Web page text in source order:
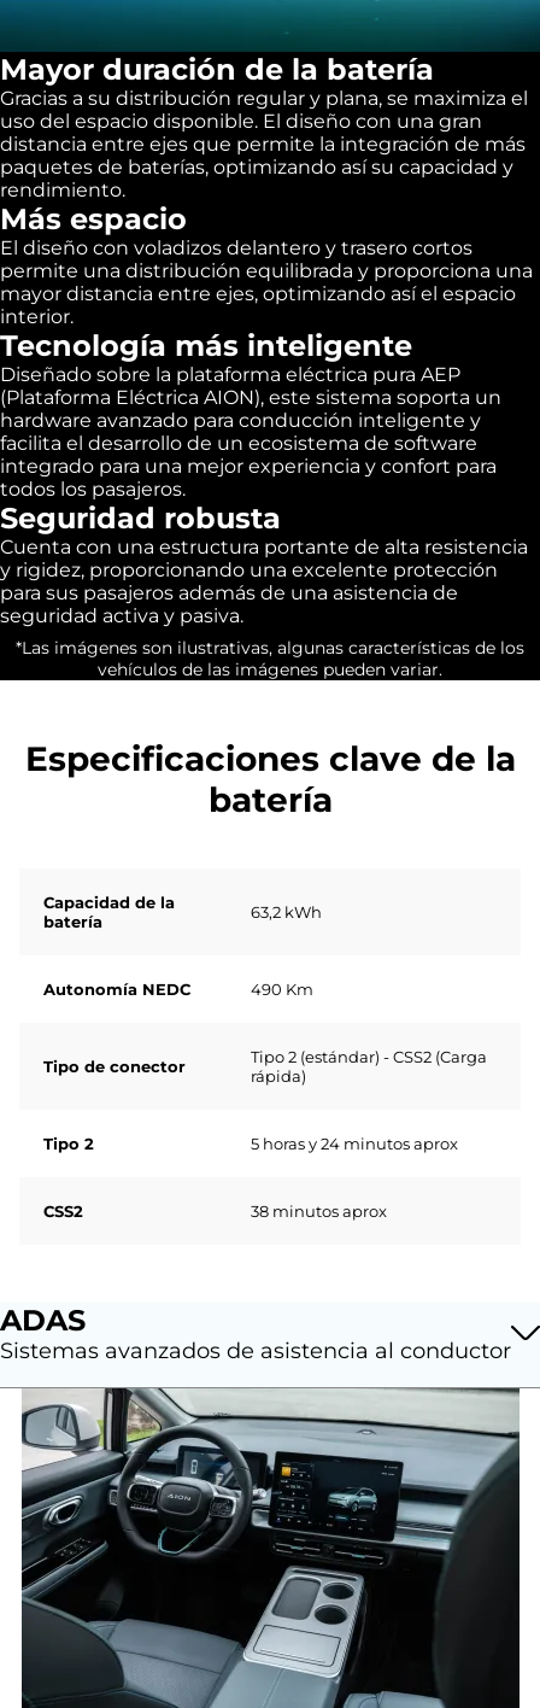
Mayor duración de la batería
Gracias a su distribución regular y plana, se maximiza el
uso del espacio disponible. El diseño con una gran
distancia entre ejes que permite la integración de más
paquetes de baterías, optimizando así su capacidad y
rendimiento.
Más espacio
El diseño con voladizos delantero y trasero cortos
permite una distribución equilibrada y proporciona una
mayor distancia entre ejes, optimizando así el espacio
interior.
Tecnología más inteligente
Diseñado sobre la plataforma eléctrica pura AEP
(Plataforma Eléctrica AION), este sistema soporta un
hardware avanzado para conducción inteligente y
facilita el desarrollo de un ecosistema de software
integrado para una mejor experiencia y confort para
todos los pasajeros.
Seguridad robusta
Cuenta con una estructura portante de alta resistencia
y rigidez, proporcionando una excelente protección
para sus pasajeros además de una asistencia de
seguridad activa y pasiva.
*Las imágenes son ilustrativas, algunas características de los
vehículos de las imágenes pueden variar.
Especificaciones clave de la
batería
Capacidad de la
batería
63,2 kWh
Autonomía NEDC 490 Km
Tipo de conector
Tipo 2 (estándar) - CSS2 (Carga
rápida)
Tipo 2 5 horas y 24 minutos aprox
CSS2 38 minutos aprox
ADAS
Sistemas avanzados de asistencia al conductor
Sistema de frenos antibloqueo
Programa electrónico de estabilidad
(ESP)
Distribución electrónica de la fuerza
de frenado(EBD)
Auto Hold con Control de retención
en pendiente(HHC)
Sistema de Control de Tracción
(TCS)
Control dinámico del vehículo(VDC)
Sistema de cámara de visión HD de